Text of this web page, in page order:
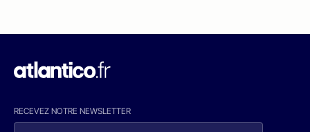
RECEVEZ NOTRE NEWSLETTER